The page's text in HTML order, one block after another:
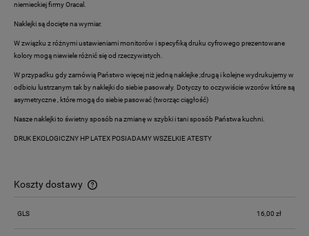
niemieckiej firmy Oracal.
Naklejki są docięte na wymiar.
W związku z różnymi ustawieniami monitorów i specyfiką druku cyfrowego prezentowane
kolory mogą niewiele różnić się od rzeczywistych.
W przypadku gdy zamówią Państwo więcej niż jedną naklejke ;drugą i kolejne wydrukujemy w
odbiciu lustrzanym tak by naklejki do siebie pasowały. Dotyczy to oczywiście wzorów które są
asymetryczne , które mogą do siebie pasować (tworząc ciągłość)
Nasze naklejki to świetny sposób na zmianę w szybki i tani sposób Państwa kuchni.
DRUK EKOLOGICZNY HP LATEX POSIADAMY WSZELKIE ATESTY
Koszty dostawy
Cena nie zawiera ewentualnych kosztów płatności
GLS 16,00 zł